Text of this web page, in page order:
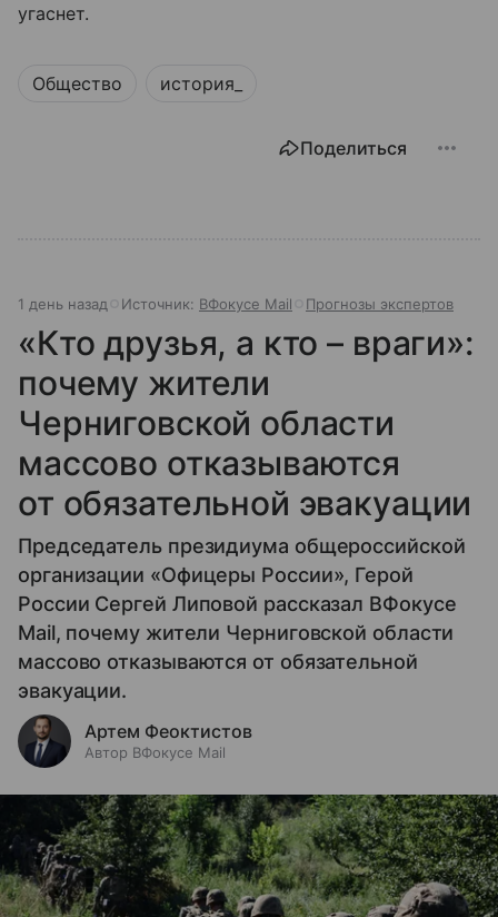
угаснет.
Общество история_
Поделиться
1 день назад Источник: ВФокусе Mail Прогнозы экспертов
«Кто друзья, а кто – враги»:
почему жители
Черниговской области
массово отказываются
от обязательной эвакуации
Председатель президиума общероссийской
организации «Офицеры России», Герой
России Сергей Липовой рассказал ВФокусе
Mail, почему жители Черниговской области
массово отказываются от обязательной
эвакуации.
Артем Феоктистов
Автор ВФокусе Mail